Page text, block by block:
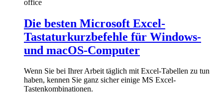
office
Die besten Microsoft Excel-
Tastaturkurzbefehle für Windows-
und macOS-Computer
Wenn Sie bei Ihrer Arbeit täglich mit Excel-Tabellen zu tun
haben, kennen Sie ganz sicher einige MS Excel-
Tastenkombinationen.